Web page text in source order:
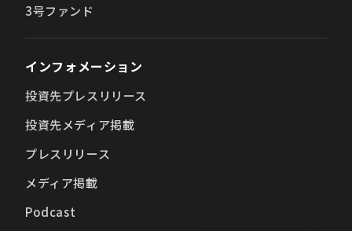
3号ファンド
インフォメーション
投資先プレスリリース
投資先メディア掲載
プレスリリース
メディア掲載
Podcast